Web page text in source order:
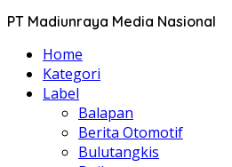
PT Madiunraya Media Nasional
Home
Kategori
Label
Balapan
Berita Otomotif
Bulutangkis